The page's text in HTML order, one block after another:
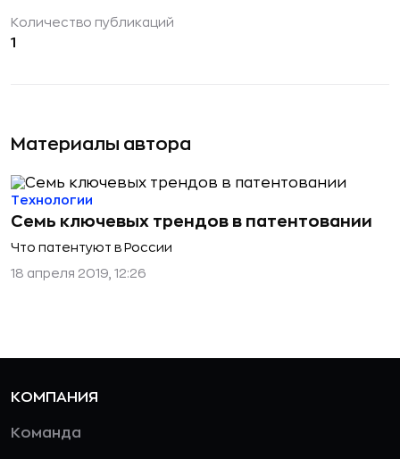
Материалы автора
Семь ключевых трендов в патентовании
Что патентуют в России
Технологии
18 апреля 2019, 12:26
Количество публикаций
1
КОМПАНИЯ
Команда